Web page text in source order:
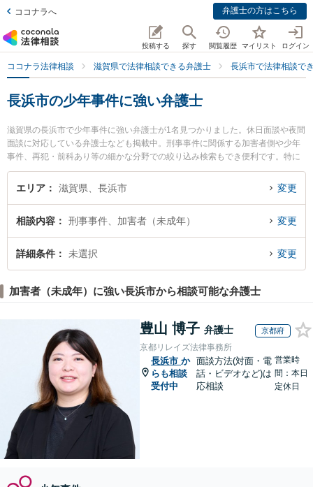
ココナラへ 弁護士の方はこちら
投稿する 探す 閲覧履歴 マイリスト ログイン
ココナラ法律相談 滋賀県で法律相談できる弁護士 長浜市で法律相談で
長浜市の少年事件に強い弁護士
滋賀県の長浜市で少年事件に強い弁護士が1名見つかりました。休日面談や夜間
面談に対応している弁護士なども掲載中。刑事事件に関係する加害者側や少年
事件、再犯・前科あり等の細かな分野での絞り込み検索もでき便利です。特に
長浜アラ法律事務所の荒木 玖鳥弁護士のプロフィール情報や弁護士費用、強み
などが注目されています。『長浜市で土日や夜間に発生した少年事件のトラブ
ルを今すぐに弁護士に相談したい』『少年事件のトラブル解決の実績豊富な近
内の弁護士に相談予約したい』などでお困りの相談者さんにおすすめです。
エリア 滋賀県、長浜市 変更
相談内容 刑事事件、加害者（未成年） 変更
詳細条件 未選択 変更
加害者（未成年）に強い長浜市から相談可能な弁護士
豊山 博子 弁護士 京都府
京都リレイズ法律事務所
長浜市 か
らも相談
受付中
面談方法(対面・電
話・ビデオなど)は
応相談
営業時
間：本日
定休日